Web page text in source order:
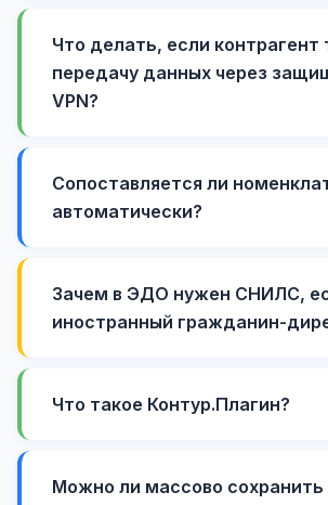
Что делать, если контрагент
передачу данных через
VPN?
Сопоставляется ли
автоматически?
Зачем в ЭДО нужен СНИЛС,
иностранный гражданин-
Что такое Контур.Плагин?
Можно ли массово сохранить